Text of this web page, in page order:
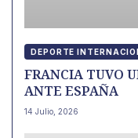
DEPORTE
FRANCIA TUVO
ANTE ESPAÑA
14 Julio, 2026